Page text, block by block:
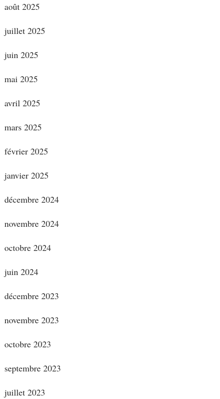
août 2025
juillet 2025
juin 2025
mai 2025
avril 2025
mars 2025
février 2025
janvier 2025
décembre 2024
novembre 2024
octobre 2024
juin 2024
décembre 2023
novembre 2023
octobre 2023
septembre 2023
juillet 2023